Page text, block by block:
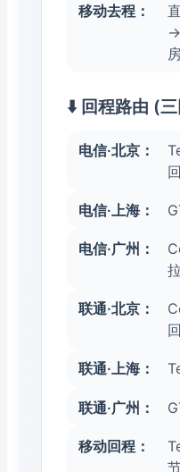
移动去程：
⬇️ 回程路由 (
电信·北京：
电信·上海：
电信·广州：
联通·北京：
联通·上海：
联通·广州：
移动回程：